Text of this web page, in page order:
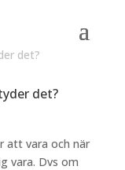
det?
att vara och när
vara. Dvs om